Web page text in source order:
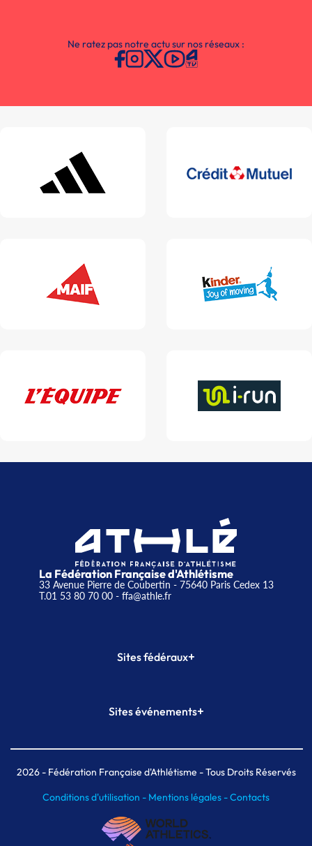
Ne ratez pas notre actu sur nos réseaux :
La Fédération Française d'Athlétisme
33 Avenue Pierre de Coubertin - 75640 Paris Cedex 13
T.01 53 80 70 00- ffa@athle.fr
Sites fédéraux+
Plateforme Formation
Sites événements+
Meeting de Paris indoor
MAIF Ekiden de Paris
2026- Fédération Française d'Athlétisme - Tous Droits Réservés
Conditions d'utilisation - Mentions légales -Contacts